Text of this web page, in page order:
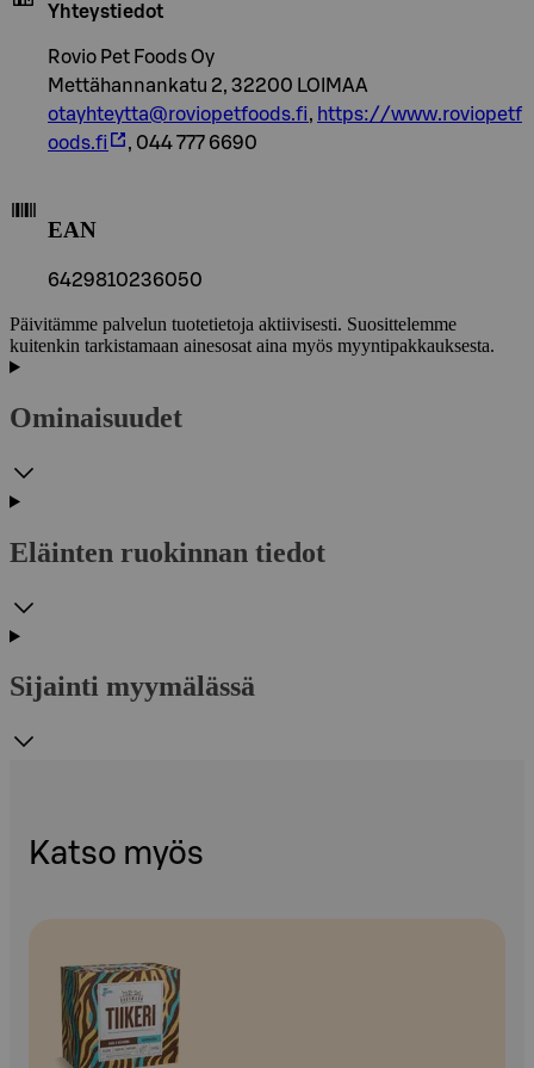
Yhteystiedot
Rovio Pet Foods Oy
Mettähannankatu 2, 32200 LOIMAA
otayhteytta@roviopetfoods.fi, https://www.roviopetf
oods.fi
, 044 777 6690
EAN
6429810236050
Päivitämme palvelun tuotetietoja aktiivisesti. Suosittelemme
kuitenkin tarkistamaan ainesosat aina myös myyntipakkauksesta.
Ominaisuudet
Eläinten ruokinnan tiedot
Sijainti myymälässä
Katso myös